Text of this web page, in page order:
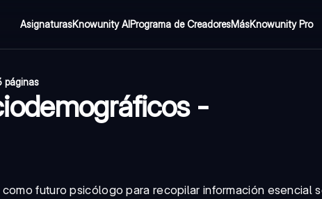
AsignaturasKnowunity AIPrograma de CreadoresMásKnowunity Pro
páginas
-
futuro psicólogo para recopilar información esencial